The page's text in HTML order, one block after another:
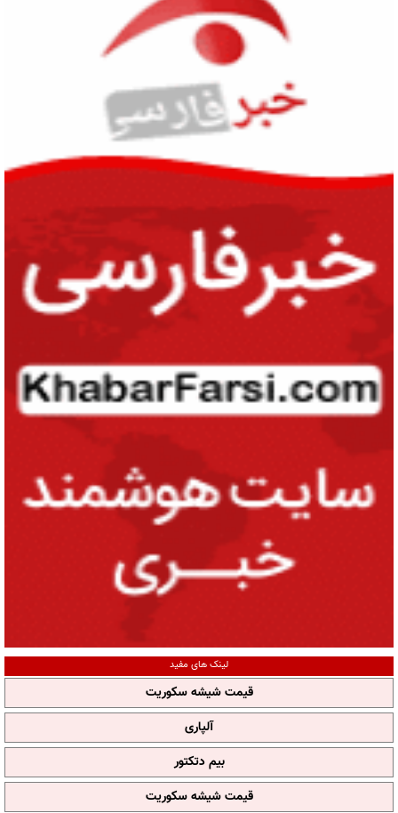
لینک های مفید
قیمت شیشه سکوریت
آلپاری
بیم دتکتور
قیمت شیشه سکوریت